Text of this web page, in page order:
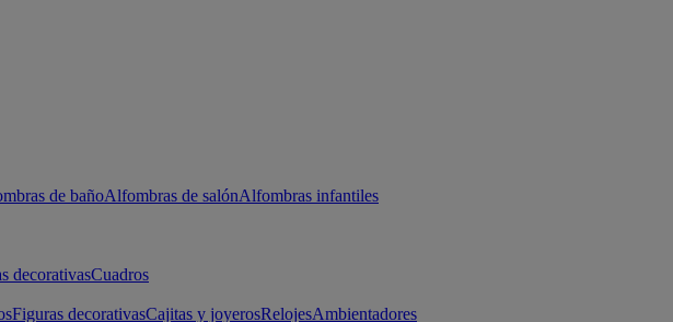
de bañoAlfombras de salónAlfombras infantiles
decorativasCuadros
Figuras decorativasCajitas y joyerosRelojesAmbientadores